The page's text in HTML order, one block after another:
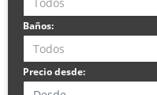
Baños:
Todos
Precio desde: